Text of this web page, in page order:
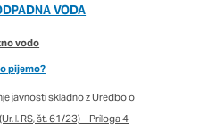
VODA
vodo
pijemo?
javnosti skladno z Uredbo o
l. RS, št. 61/23) – Priloga 4